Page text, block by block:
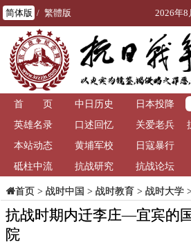
简体版 / 繁體版 2026年8
首 页 中日历史 日本投降
英雄名录
口述回忆 关爱老兵
本站动态
黄埔军校 日寇暴行
砥柱中流
抗战研究 抗战论坛
首页> 战时中国 > 战时教育> 战时大学
抗战时期内迁李庄—宜宾的
院